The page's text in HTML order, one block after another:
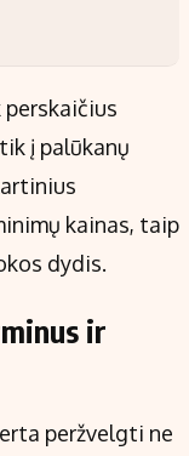
į palūkanų
kainas, taip
dydis.
ir
peržvelgti ne